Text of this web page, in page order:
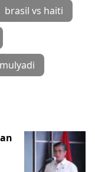
brasil vs haiti